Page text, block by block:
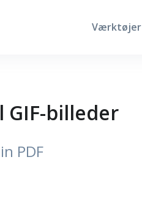
Værktøjer
GIF-billeder
PDF